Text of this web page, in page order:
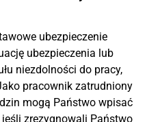
ubezpieczenie
ubezpieczenia lub
niezdolności do pracy,
pracownik zatrudniony
mogą Państwo wpisać
zrezygnowali Państwo